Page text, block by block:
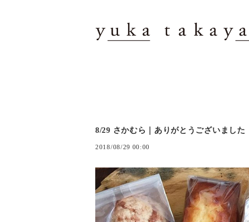
8/29 さかむら｜ありがとうございました
2018/08/29 00:00